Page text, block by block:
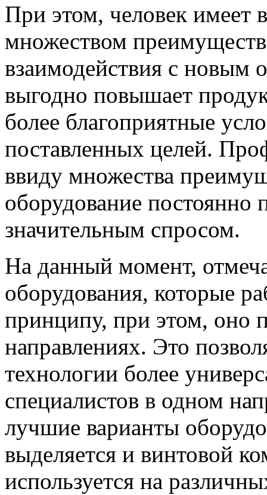
При этом, человек имеет
множеством
взаимодействия с новым
выгодно повышает
более благоприятные
поставленных целей.
ввиду множества
оборудование постоянно
значительным спросом.
На данный момент,
оборудования, которые
принципу, при этом, оно
направлениях. Это
технологии более
специалистов в одном
лучшие варианты
выделяется и винтовой
используется на